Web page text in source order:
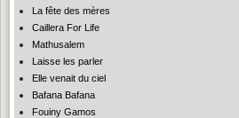
La fête des mères
Caillera For Life
Mathusalem
Laisse les parler
Elle venait du ciel
Bafana Bafana
Fouiny Gamos